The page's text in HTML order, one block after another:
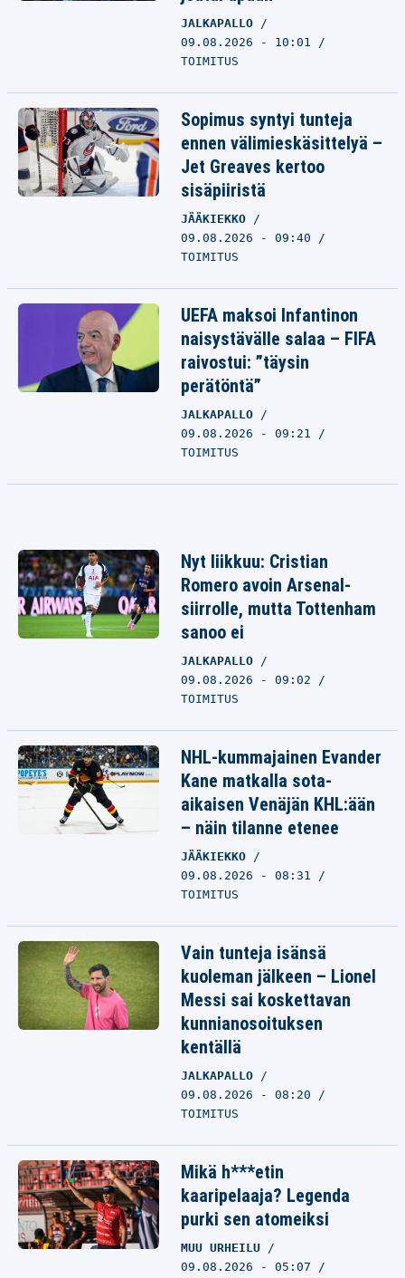
JALKAPALLO
09.08.2026 - 10:01
TOIMITUS
Sopimus syntyi tunteja
ennen välimieskäsittelyä –
Jet Greaves kertoo
sisäpiiristä
JÄÄKIEKKO
09.08.2026 - 09:40
TOIMITUS
UEFA maksoi Infantinon
naisystävälle salaa – FIFA
raivostui: ”täysin
perätöntä”
JALKAPALLO
09.08.2026 - 09:21
TOIMITUS
Nyt liikkuu: Cristian
Romero avoin Arsenal-
siirrolle, mutta Tottenham
sanoo ei
JALKAPALLO
09.08.2026 - 09:02
TOIMITUS
NHL-kummajainen Evander
Kane matkalla sota-
aikaisen Venäjän KHL:ään
– näin tilanne etenee
JÄÄKIEKKO
09.08.2026 - 08:31
TOIMITUS
Vain tunteja isänsä
kuoleman jälkeen – Lionel
Messi sai koskettavan
kunnianosoituksen
kentällä
JALKAPALLO
09.08.2026 - 08:20
TOIMITUS
Mikä h***etin
kaaripelaaja? Legenda
purki sen atomeiksi
MUU URHEILU
09.08.2026 - 05:07